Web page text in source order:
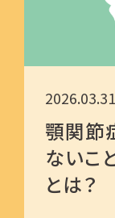
顎関節
ないこ
とは？
2026.03.31